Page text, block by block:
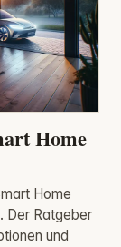
Home
Home
Der Ratgeber
und